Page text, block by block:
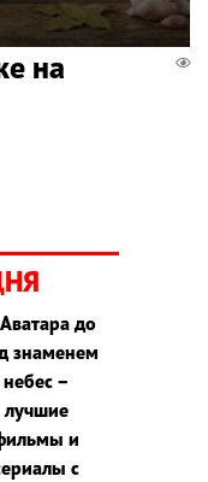
на
до
знаменем
небес –
лучшие
и
с